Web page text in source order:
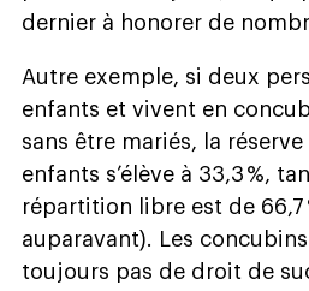
dernier à honorer de
Autre exemple, si deux
enfants et vivent en
sans être mariés, la
enfants s’élève à 33,3 %,
répartition libre est de 66,7
auparavant). Les
toujours pas de droit de